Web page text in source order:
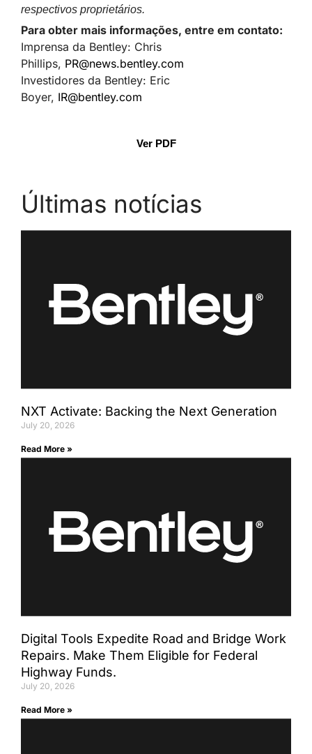
respectivos proprietários.
Para obter mais informações, entre em contato:
Imprensa da Bentley: Chris
Phillips, PR@news.bentley.com
Investidores da Bentley: Eric
Boyer, IR@bentley.com
Ver PDF
Últimas notícias
NXT Activate: Backing the Next Generation
July 20, 2026
Read More »
Digital Tools Expedite Road and Bridge Work
Repairs. Make Them Eligible for Federal
Highway Funds.
July 20, 2026
Read More »